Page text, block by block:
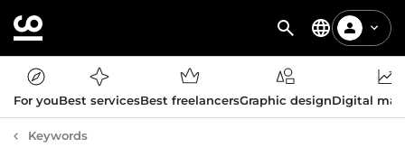
For youBest servicesBest freelancersGraphic designDigital
Keywords